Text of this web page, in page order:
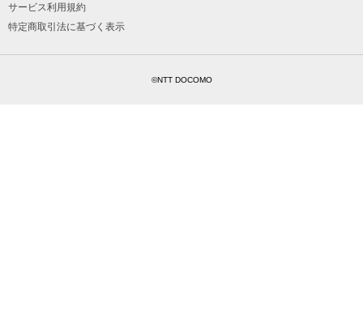
サービス利用規約
特定商取引法に基づく表示
©NTT DOCOMO